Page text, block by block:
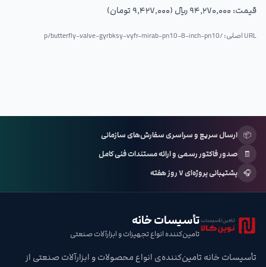
قیمت: ۹۴٬۲۷۰٬۰۰۰ ریال (۹٬۴۲۷٬۰۰۰ تومان)
URL اصلی: /p/ butterfly-valve-gyrbksy-vyfr-mirab-pn10-8-inch-pn10
📦 ارسال سریع و سراسری سفارش‌های سازمانی
🧾
صدور فاکتور رسمی و ارائه مستندات فنی کامل
🎧 پشتیبانی پروژه‌ای ۷ روز هفته
تأسیسات خانه
تامین‌کننده انواع تجهیزات و ابزارآلات صنعتی
تأسیسات خانه تامین‌کننده‌ی انواع محصولات و ابزارآلات صنعتی از